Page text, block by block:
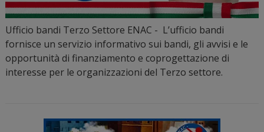
Ufficio bandi Terzo Settore ENAC - L’ufficio bandi
fornisce un servizio informativo sui bandi, gli avvisi e le
opportunità di finanziamento e coprogettazione di
interesse per le organizzazioni del Terzo settore.